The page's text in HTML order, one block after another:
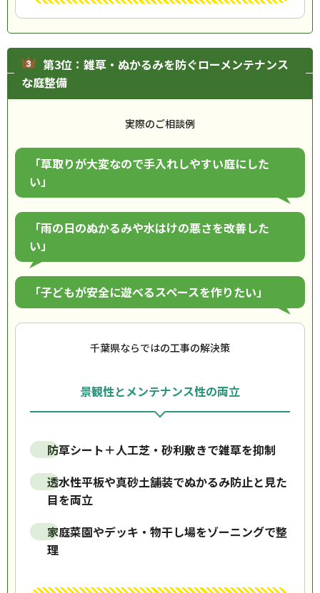
第3位：雑草・ぬかるみを防ぐローメンテナンス
な庭整備
実際のご相談例
「草取りが大変なので手入れしやすい庭にした
い」
「雨の日のぬかるみや水はけの悪さを改善した
い」
「子どもが安全に遊べるスペースを作りたい」
千葉県ならではの工事の解決策
景観性とメンテナンス性の両立
防草シート＋人工芝・砂利敷きで雑草を抑制
透水性平板や真砂土舗装でぬかるみ防止と見た
目を両立
家庭菜園やデッキ・物干し場をゾーニングで整
理